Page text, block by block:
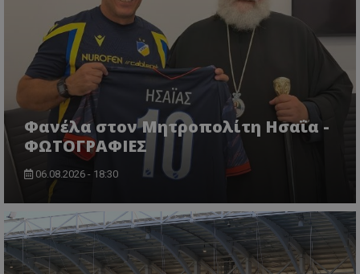
Φανέλα στον Μητροπολίτη Ησαΐα -
ΦΩΤΟΓΡΑΦΙΕΣ
06.08.2026 - 18:30